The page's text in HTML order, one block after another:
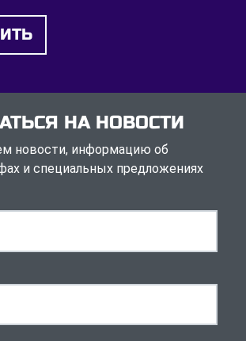
НА НОВОСТИ
новости, информацию об
и специальных предложениях